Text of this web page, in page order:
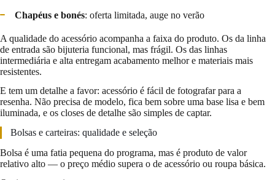
Chapéus e bonés: oferta limitada, auge no verão
A qualidade do acessório acompanha a faixa do produto. Os da linha
de entrada são bijuteria funcional, mas frágil. Os das linhas
intermediária e alta entregam acabamento melhor e materiais mais
resistentes.
E tem um detalhe a favor: acessório é fácil de fotografar para a
resenha. Não precisa de modelo, fica bem sobre uma base lisa e bem
iluminada, e os closes de detalhe são simples de captar.
Bolsas e carteiras: qualidade e seleção
Bolsa é uma fatia pequena do programa, mas é produto de valor
relativo alto — o preço médio supera o de acessório ou roupa básica.